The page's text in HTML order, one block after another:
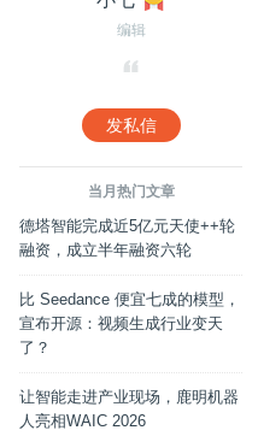
编辑
发私信
当月热门文章
德塔智能完成近5亿元天使++轮
融资，成立半年融资六轮
比 Seedance 便宜七成的模型，
宣布开源：视频生成行业变天
了？
让智能走进产业现场，鹿明机器
人亮相WAIC 2026